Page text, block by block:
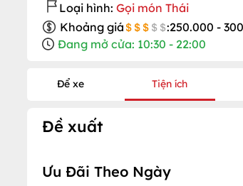
Loại hình: Gọi món Thái
Khoảng giá
:250.000 -
Đang mở cửa: 10:30 - 22:00
Để xe Tiện ích
Đề xuất
Ưu Đãi Theo Ngày